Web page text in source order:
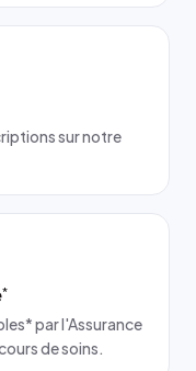
sur notre
*
par l'Assurance
de soins.